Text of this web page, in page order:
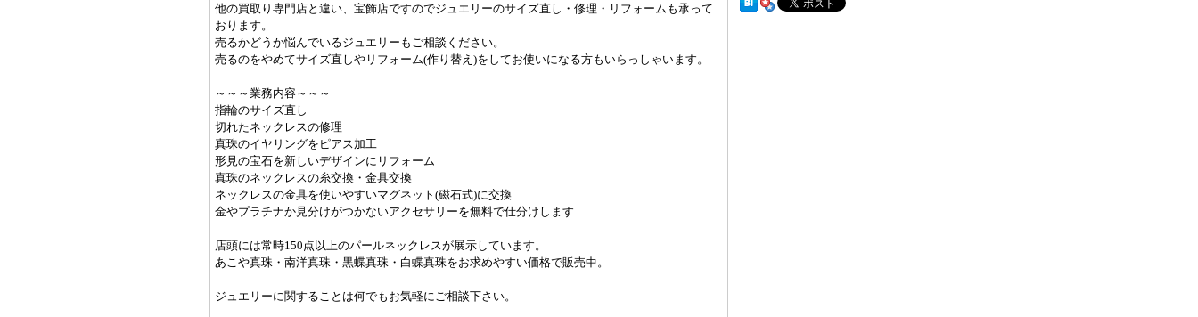
他の買取り専門店と違い、宝飾店ですのでジュエリーのサイズ直し・修理・リフォームも承って
おります。
売るかどうか悩んでいるジュエリーもご相談ください。
売るのをやめてサイズ直しやリフォーム(作り替え)をしてお使いになる方もいらっしゃいます。
～～～業務内容～～～
指輪のサイズ直し
切れたネックレスの修理
真珠のイヤリングをピアス加工
形見の宝石を新しいデザインにリフォーム
真珠のネックレスの糸交換・金具交換
ネックレスの金具を使いやすいマグネット(磁石式)に交換
金やプラチナか見分けがつかないアクセサリーを無料で仕分けします
店頭には常時150点以上のパールネックレスが展示しています。
あこや真珠・南洋真珠・黒蝶真珠・白蝶真珠をお求めやすい価格で販売中。
ジュエリーに関することは何でもお気軽にご相談下さい。